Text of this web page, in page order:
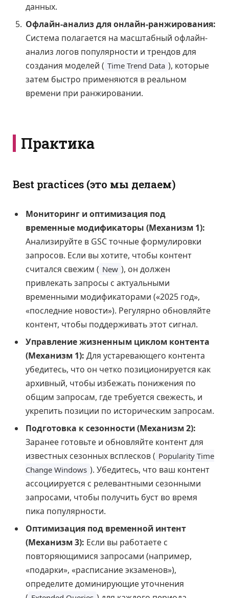
данных.
Офлайн-анализ для онлайн-ранжирования:
Система полагается на масштабный офлайн-
анализ логов популярности и трендов для
создания моделей ( Time Trend Data ), которые
затем быстро применяются в реальном
времени при ранжировании.
Практика
Best practices (это мы делаем)
Мониторинг и оптимизация под
временные модификаторы (Механизм 1):
Анализируйте в GSC точные формулировки
запросов. Если вы хотите, чтобы контент
считался свежим ( New ), он должен
привлекать запросы с актуальными
временными модификаторами («2025 год»,
«последние новости»). Регулярно обновляйте
контент, чтобы поддерживать этот сигнал.
Управление жизненным циклом контента
(Механизм 1): Для устаревающего контента
убедитесь, что он четко позиционируется как
архивный, чтобы избежать понижения по
общим запросам, где требуется свежесть, и
укрепить позиции по историческим запросам.
Подготовка к сезонности (Механизм 2):
Заранее готовьте и обновляйте контент для
известных сезонных всплесков ( Popularity Time
Change Windows ). Убедитесь, что ваш контент
ассоциируется с релевантными сезонными
запросами, чтобы получить буст во время
пика популярности.
Оптимизация под временной интент
(Механизм 3): Если вы работаете с
повторяющимися запросами (например,
«подарки», «расписание экзаменов»),
определите доминирующие уточнения